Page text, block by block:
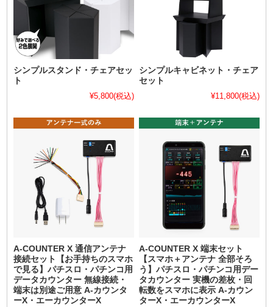
シンプルスタンド・チェアセッ
ト
¥5,800(税込)
シンプルキャビネット・チェア
セット
¥11,800(税込)
A-COUNTER X 通信アンテナ
接続セット【お手持ちのスマホ
で見る】パチスロ・パチンコ用
データカウンター 無線接続・
端末は別途ご用意 A-カウンタ
ーX・エーカウンターX
A-COUNTER X 端末セット
【スマホ＋アンテナ 全部そろ
う】パチスロ・パチンコ用デー
タカウンター 実機の差枚・回
転数をスマホに表示 A-カウン
ターX・エーカウンターX